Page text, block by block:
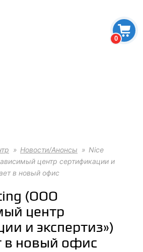
0
Новости/Анонсы
Nice
центр сертификации и
в новый офис
(ООО
центр
и экспертиз»)
в новый офис